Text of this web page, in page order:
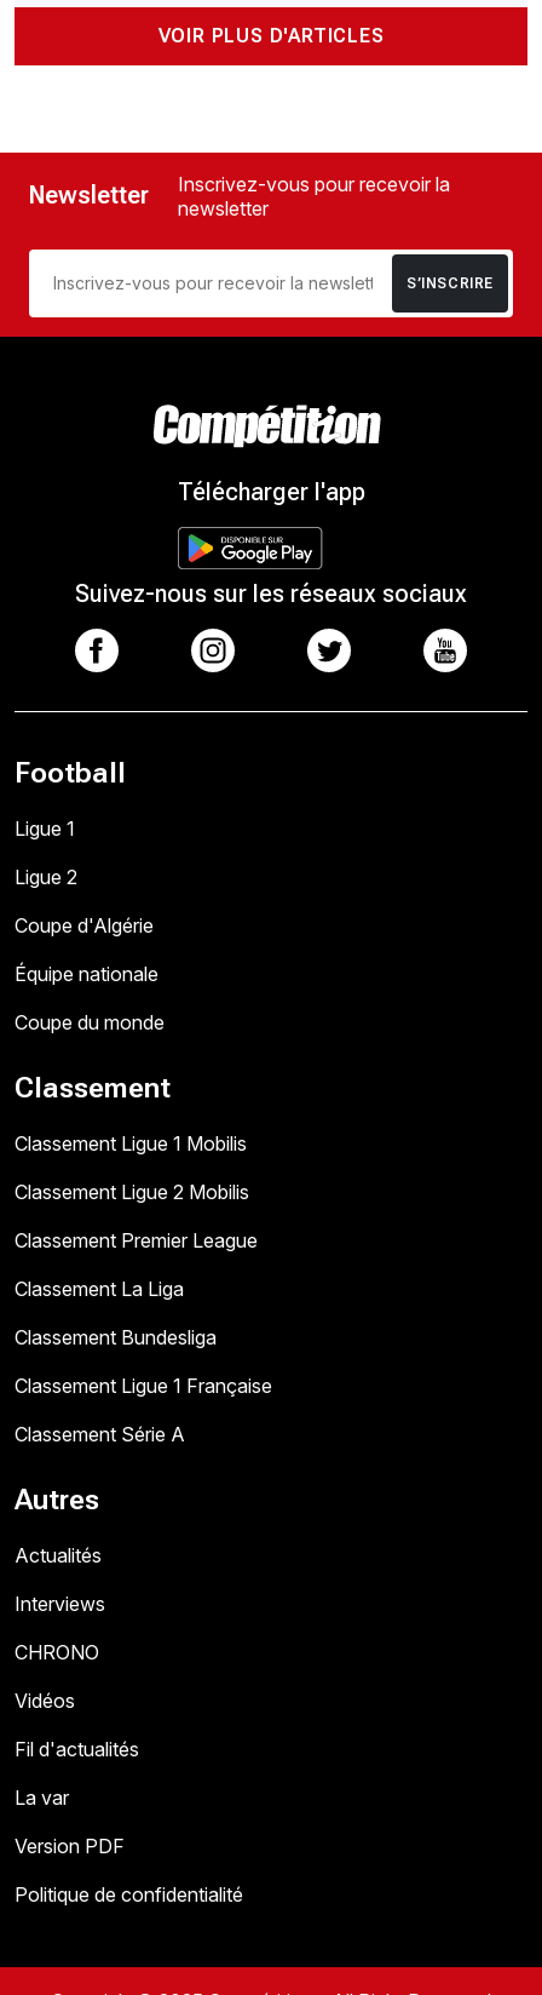
VOIR PLUS D'ARTICLES
Newsletter
Inscrivez-vous pour recevoir la
newsletter
S’INSCRIRE
Télécharger l'app
Suivez-nous sur les réseaux sociaux
Football
Ligue 1
Ligue 2
Coupe d'Algérie
Équipe nationale
Coupe du monde
Classement
Classement Ligue 1 Mobilis
Classement Ligue 2 Mobilis
Classement Premier League
Classement La Liga
Classement Bundesliga
Classement Ligue 1 Française
Classement Série A
Autres
Actualités
Interviews
CHRONO
Vidéos
Fil d'actualités
La var
Version PDF
Politique de confidentialité